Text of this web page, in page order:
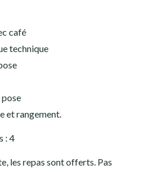
café
technique
pose
et rangement.
: 4
les repas sont offerts. Pas